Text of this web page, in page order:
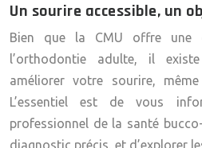
Un sourire accessible, un
Bien que la CMU offre une
l’orthodontie adulte, il
améliorer votre sourire,
L’essentiel est de vous
professionnel de la santé
diagnostic précis, et d’explorer